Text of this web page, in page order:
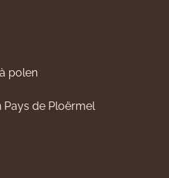
polen
Pays de Ploërmel